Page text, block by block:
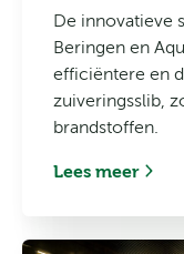
De innovatieve
Beringen en
efficiëntere en
zuiveringsslib,
brandstoffen.
Lees meer